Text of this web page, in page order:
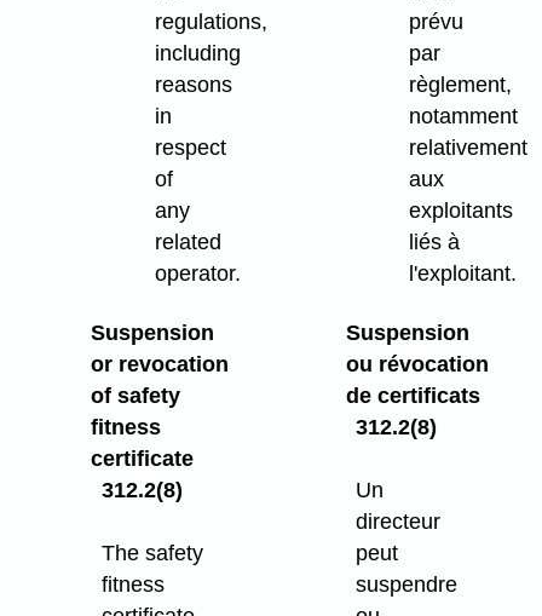
regulations,
including
reasons
in
respect
of
any
related
operator.
prévu
par
règlement,
notamment
relativement
aux
exploitants
liés à
l'exploitant.
Suspension
or revocation
of safety
fitness
certificate
312.2(8)
The safety
fitness
Suspension
ou révocation
de certificats
312.2(8)
Un
directeur
peut
suspendre